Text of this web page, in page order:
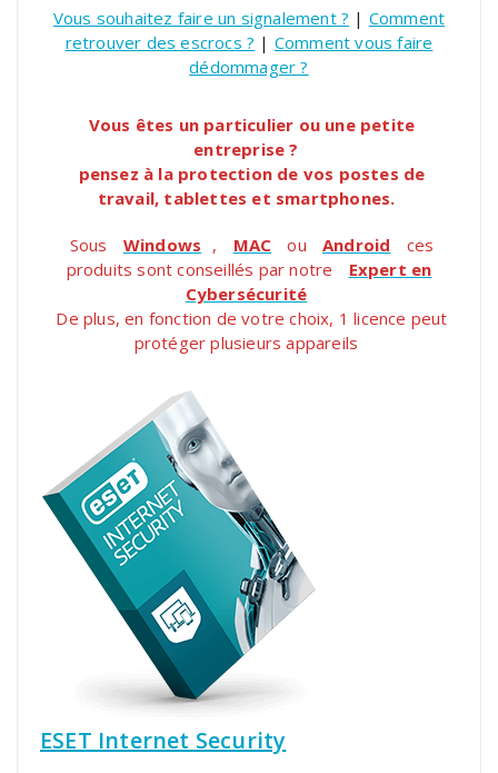
Vous souhaitez faire un signalement ? | Comment
retrouver des escrocs ? | Comment vous faire
dédommager ?
Vous êtes un particulier ou une petite
entreprise ?
pensez à la protection de vos postes de
travail, tablettes et smartphones.
Sous Windows , MAC ou Android
ces
produits sont conseillés par notre
Expert en
Cybersécurité
De plus, en fonction de votre choix, 1 licence peut
protéger plusieurs appareils
ESET Internet Security